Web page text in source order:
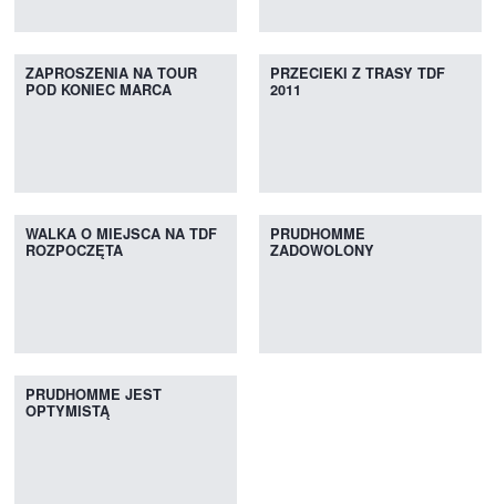
ZAPROSZENIA NA TOUR
POD KONIEC MARCA
PRZECIEKI Z TRASY TDF
2011
WALKA O MIEJSCA NA TDF
ROZPOCZĘTA
PRUDHOMME
ZADOWOLONY
PRUDHOMME JEST
OPTYMISTĄ